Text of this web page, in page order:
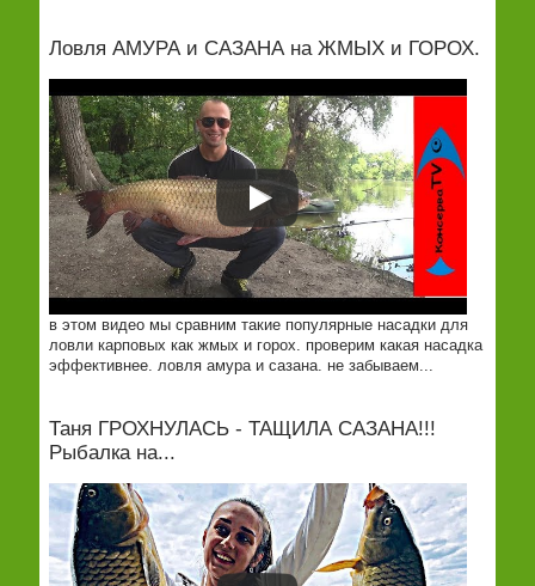
Ловля АМУРА и САЗАНА на ЖМЫХ и ГОРОХ.
в этом видео мы сравним такие популярные насадки для
ловли карповых как жмых и горох. проверим какая насадка
эффективнее. ловля амура и сазана. не забываем...
Таня ГРОХНУЛАСЬ - ТАЩИЛА САЗАНА!!!
Рыбалка на...